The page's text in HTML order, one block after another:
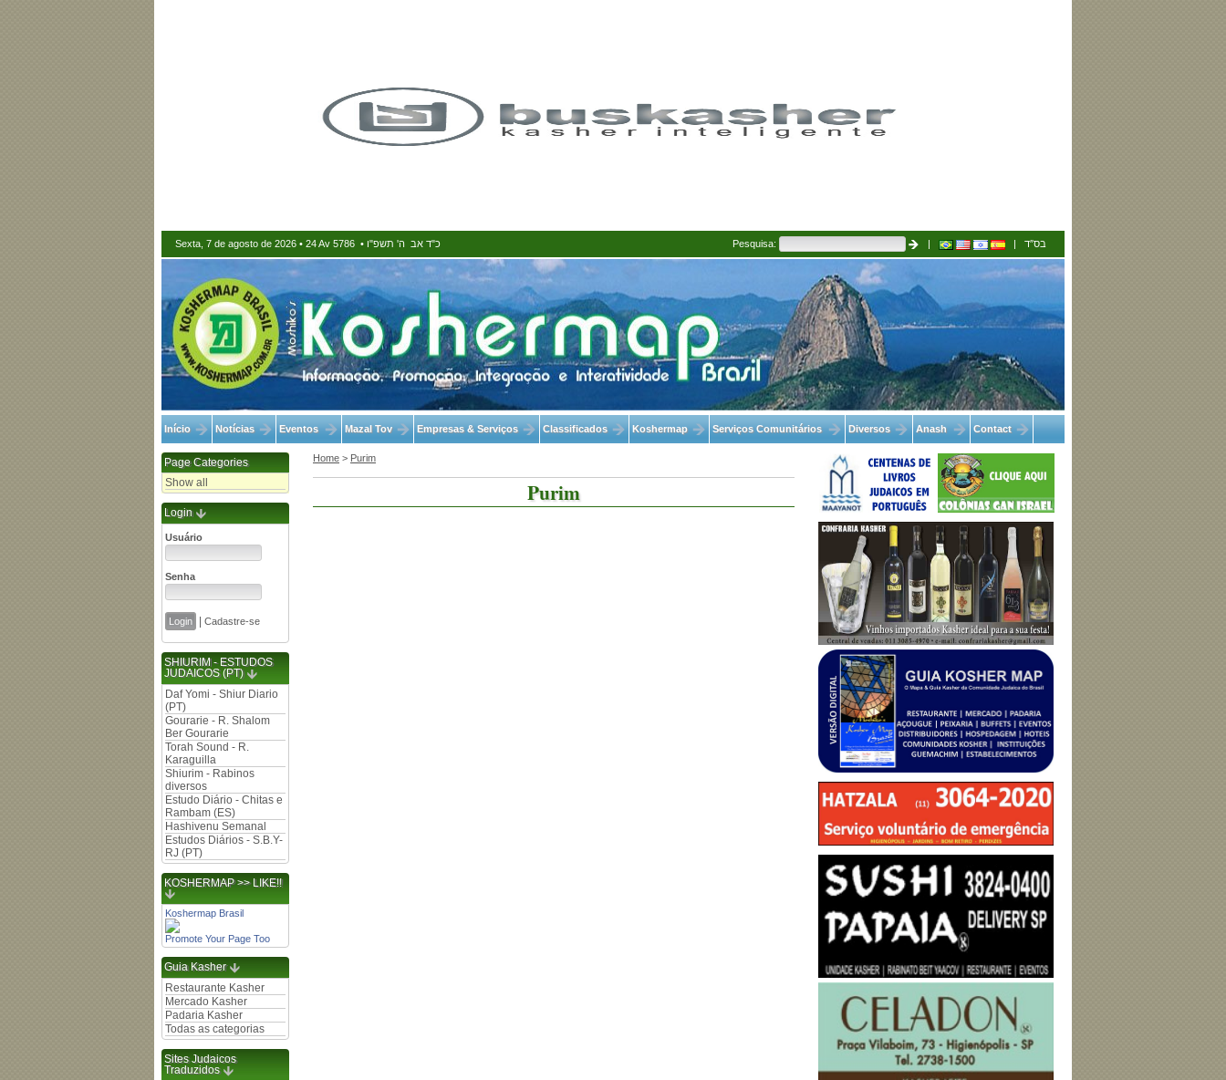
Sexta, 7 de agosto de 2026 • 24 Av 5786 • כ"ד אב ה' תשפ"ו Pesquisa: | | בס″ד
Início Notícias Eventos Mazal Tov Empresas & Serviços Classificados Koshermap Serviços Comunitários Diversos Anash Contact
Page Categories
Show all
Login
Usuário
Senha
| Cadastre-se
SHIURIM - ESTUDOS
JUDAICOS (PT)
Daf Yomi - Shiur Diario
(PT)
Gourarie - R. Shalom
Ber Gourarie
Torah Sound - R.
Karaguilla
Shiurim - Rabinos
diversos
Estudo Diário - Chitas e
Rambam (ES)
Hashivenu Semanal
Estudos Diários - S.B.Y-
RJ (PT)
KOSHERMAP >> LIKE!!
Koshermap Brasil
Promote Your Page Too
Guia Kasher
Restaurante Kasher
Mercado Kasher
Padaria Kasher
Todas as categorias
Sites Judaicos
Traduzidos
Home > Purim
Purim